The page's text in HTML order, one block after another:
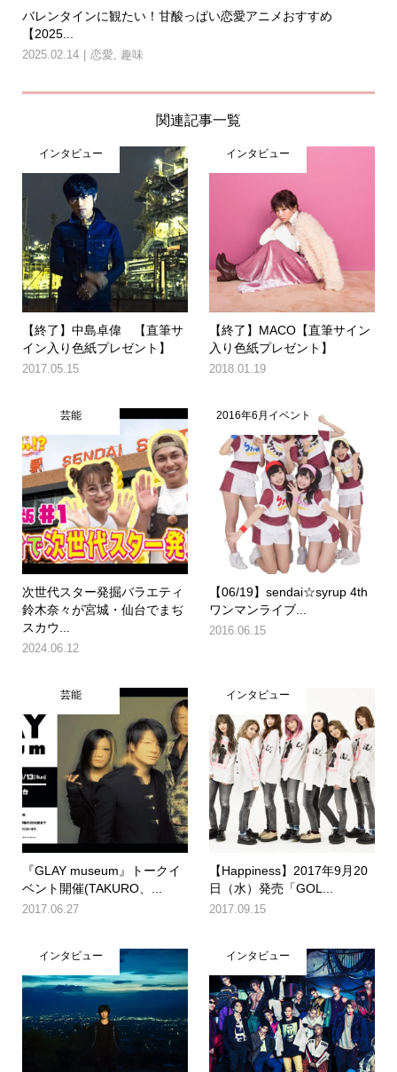
バレンタインに観たい！甘酸っぱい恋愛アニメおすすめ
【2025...
2025.02.14 恋愛, 趣味
関連記事一覧
インタビュー
【終了】中島卓偉 【直筆サ
イン入り色紙プレゼント】
2017.05.15
インタビュー
【終了】MACO【直筆サイン
入り色紙プレゼント】
2018.01.19
芸能
次世代スター発掘バラエティ
鈴木奈々が宮城・仙台でまぢ
スカウ...
2024.06.12
2016年6月イベント
【06/19】sendai☆syrup 4th
ワンマンライブ...
2016.06.15
芸能
『GLAY museum』トークイ
ベント開催(TAKURO、...
2017.06.27
インタビュー
【Happiness】2017年9月20
日（水）発売「GOL...
2017.09.15
インタビュー インタビュー